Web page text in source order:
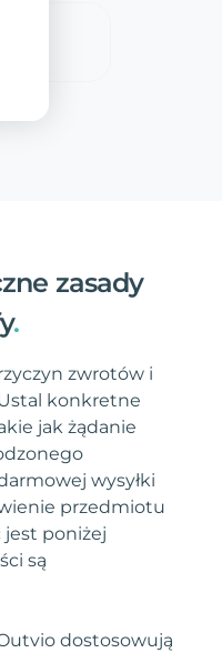
zasady
.
zwrotów i
konkretne
jak żądanie
wysyłki
przedmiotu
jest poniżej
są
dostosowują